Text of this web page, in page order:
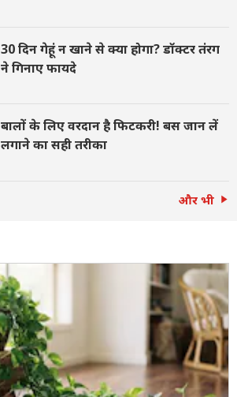
30 दिन गेहूं न खाने से क्या होगा? डॉक्टर तंरग
ने गिनाए फायदे
बालों के लिए वरदान है फिटकरी! बस जान लें
लगाने का सही तरीका
और भी